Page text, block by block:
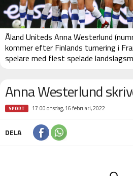
Åland Uniteds Anna Westerlund
kommer efter Finlands turnering i
spelare med flest spelade
Anna Westerlund
SPORT 17:00 onsdag, 16 februari, 2022
DELA